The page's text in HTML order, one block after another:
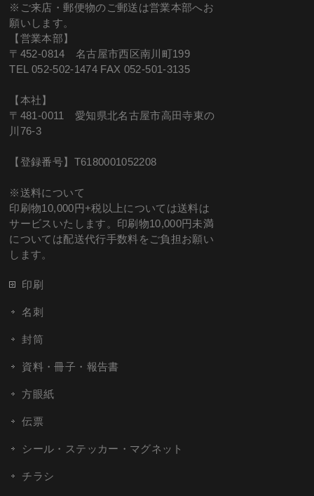
※ご来店・郵便物のご郵送は営業本部へお
願いします。
【営業本部】
〒452-0814 名古屋市西区南川町199
TEL 052-502-1474 FAX 052-501-3135
【本社】
〒481-0011 愛知県北名古屋市高田寺東の
川76-3
【登録番号】T6180001052208
※送料について
印刷物10,000円+税以上については送料は
サービスいたします。印刷物10,000円未満
については配送代行手数料をご負担お願い
します。
印刷
名刺
封筒
資料・冊子・報告書
方眼紙
伝票
シール・ステッカー・マグネット
チラシ